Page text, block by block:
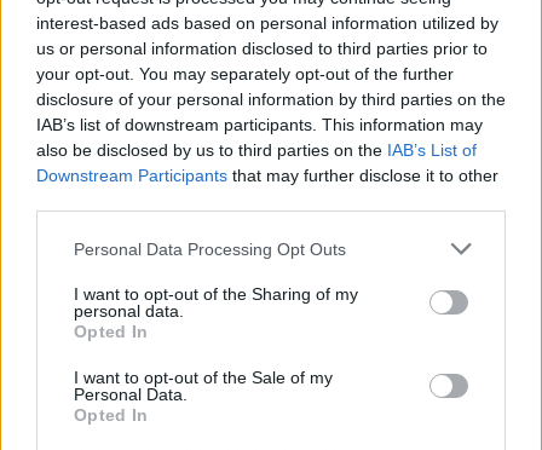
interest-based ads based on personal information utilized by
us or personal information disclosed to third parties prior to
your opt-out. You may separately opt-out of the further
disclosure of your personal information by third parties on the
IAB’s list of downstream participants. This information may
also be disclosed by us to third parties on the IAB’s List of
Downstream Participants that may further disclose it to other
Please note that this website/app uses one or more Google
not limited to your visit or usage behaviour. You may click to
grant or deny consent to Google and its third-party tags to
use your data for below specified purposes in below Google
consent section.
Personal Data Processing Opt Outs
I want to opt-out of the Sharing of my
personal data.
Opted In
I want to opt-out of the Sale of my
Personal Data.
Opted In
Lago d’Iseo in moto: itinerario tra borghi, vigneti e
pareti rocciose
Alessandro Tassinari · 7 Ago 2026
1 GIORNO OUT